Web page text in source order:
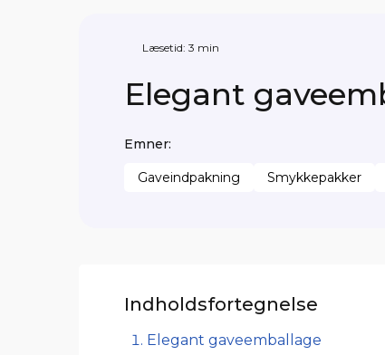
Læsetid: 3 min
Elegant
Emner:
Gaveindpakning Smykkepakker
Indholdsfortegnelse
Elegant gaveemballage